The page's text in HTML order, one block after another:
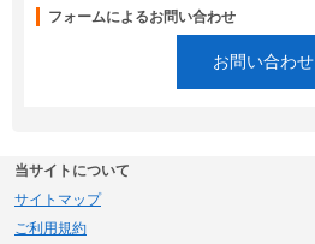
フォームによるお問い合わせ
お問い合わせ
当サイトについて
サイトマップ
ご利用規約